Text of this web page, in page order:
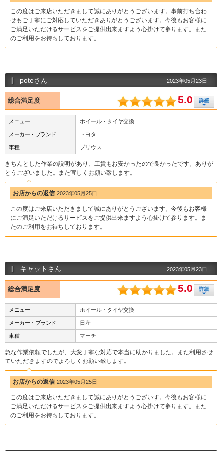
この度はご来店いただきまして誠にありがとうございます。事前打ち合わ
せもご丁寧にご対応していただきありがとうございます。今後もお客様に
ご満足いただけるサービスをご提供出来ますよう心掛けて参ります。また
のご利用をお待ちしております。
poteさん 2023年05月23日
総合満足度 5.0
メニュー ホイール・タイヤ交換
メーカー・ブランド トヨタ
車種 プリウス
きちんとした作業の説明があり、工賃もお安かったので良かったです。ありが
とうございました。また宜しくお願い致します。
お店からの返信 2023年05月25日
この度はご来店いただきまして誠にありがとうございます。今後もお客様
にご満足いただけるサービスをご提供出来ますよう心掛けて参ります。ま
たのご利用をお待ちしております。
キャットさん 2023年05月23日
総合満足度 5.0
メニュー ホイール・タイヤ交換
メーカー・ブランド 日産
車種 マーチ
急な作業依頼でしたが、大変丁寧な対応で本当に助かりました。また利用させ
ていただきますのでよろしくお願い致します。
お店からの返信 2023年05月25日
この度はご来店いただきまして誠にありがとうございす。今後もお客様に
ご満足いただけるサービスをご提供出来ますよう心掛けて参ります。また
のご利用をお待ちしております。